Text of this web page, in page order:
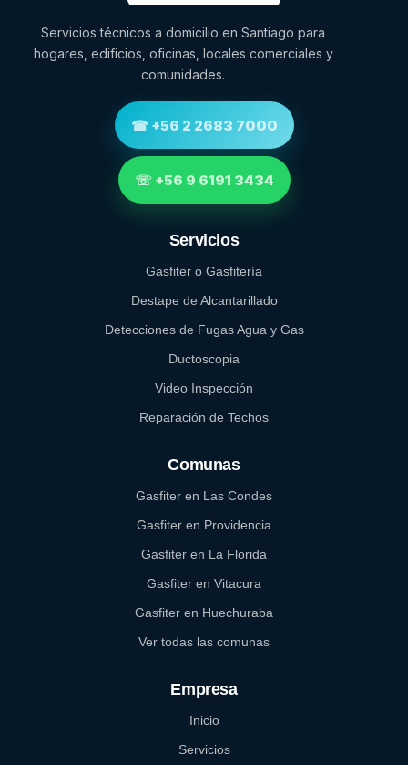
Servicios técnicos a domicilio en Santiago para
hogares, edificios, oficinas, locales comerciales y
comunidades.
☎ +56 2 2683 7000
☏ +56 9 6191 3434
Servicios
Gasfiter o Gasfitería
Destape de Alcantarillado
Detecciones de Fugas Agua y Gas
Ductoscopia
Video Inspección
Reparación de Techos
Comunas
Gasfiter en Las Condes
Gasfiter en Providencia
Gasfiter en La Florida
Gasfiter en Vitacura
Gasfiter en Huechuraba
Ver todas las comunas
Empresa
Inicio
Servicios